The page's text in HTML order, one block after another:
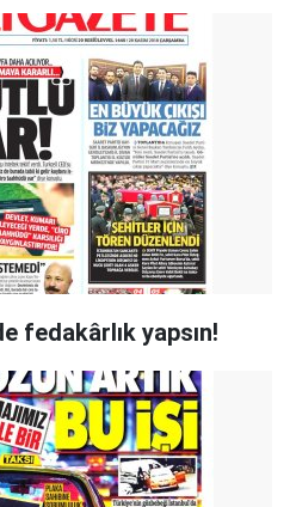
fedakârlık yapsın!